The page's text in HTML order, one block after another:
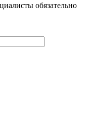
обязательно